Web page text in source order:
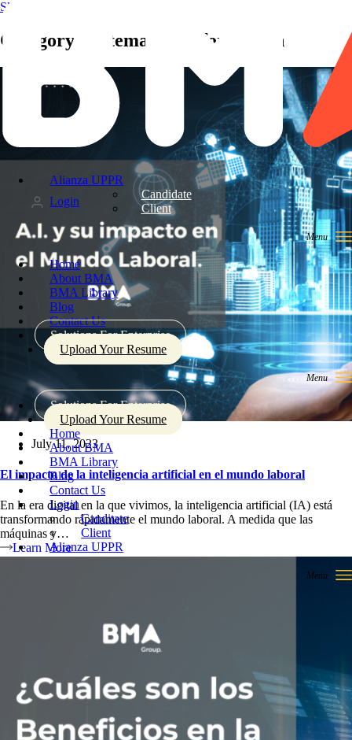
Skip to content
Alianza UPPR
Login
Candidate
Client
Home
About BMA
BMA Library
Blog
Contact Us
Solutions For Enterprise
Upload Your Resume
Solutions For Enterprise
Upload Your Resume
Home
About BMA
BMA Library
Blog
Contact Us
Login
Canditate
Client
Alianza UPPR
Category: Sistemas de Información
July 11, 2023
El impacto de la inteligencia artificial en el mundo laboral
En la era digital en la que vivimos, la inteligencia artificial (IA) está
transformando rápidamente el mundo laboral. A medida que las
máquinas y…
Learn More